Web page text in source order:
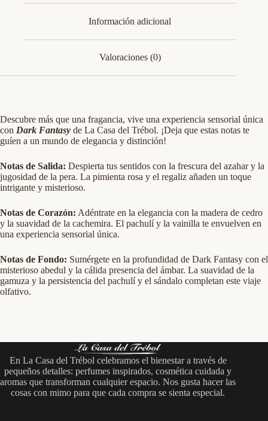
Información adicional
Valoraciones (0)
Descubre más que una fragancia, vive una experiencia sensorial única
con Dark Fantasy de La Casa del Trébol. ¡Deja que estas notas te
guíen a un mundo de elegancia y distinción!
Notas de Salida: Despierta tus sentidos con la frescura del azahar y la
jugosidad de la pera. La pimienta rosa y el regaliz añaden un toque
intrigante y misterioso.
Notas de Corazón: Adéntrate en la elegancia con la madera de cedro
y la suavidad de la cachemira. El pachulí y la vainilla te envuelven en
una experiencia sensorial única.
Notas de Fondo: Sumérgete en la profundidad de Dark Fantasy con el
misterioso abedul y la cálida presencia del ámbar. La suavidad de la
gamuza y la persistencia del pachulí y el sándalo completan este viaje
olfativo.
En La Casa del Trébol celebramos el bienestar a través de
pequeños detalles: perfumes inspirados, cosmética cuidada y
aromas que transforman cualquier espacio. Nos gusta hacer las
cosas con mimo para que cada compra se sienta especial.